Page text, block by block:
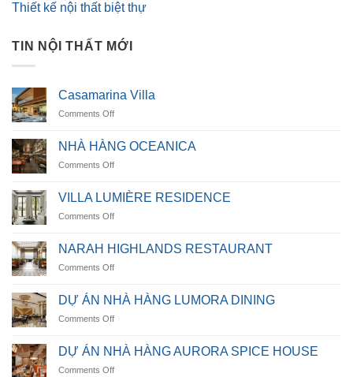
Thiết kế nội thất biệt thự
TIN NỘI THẤT MỚI
Casamarina Villa
Comments Offon
Villa
NHÀ HÀNG OCEANICA
Comments Offon
HÀNG
OCEANICA
VILLA LUMIÈRE RESIDENCE
Comments Offon
LUMIÈRE
RESIDENCE
NARAH HIGHLANDS RESTAURANT
Comments Offon
HIGHLANDS
RESTAURANT
DỰ ÁN NHÀ HÀNG LUMORA DINING
Comments Offon
ÁN
NHÀ
HÀNG
DỰ ÁN NHÀ HÀNG AURORA SPICE HOUSE
Comments Offon